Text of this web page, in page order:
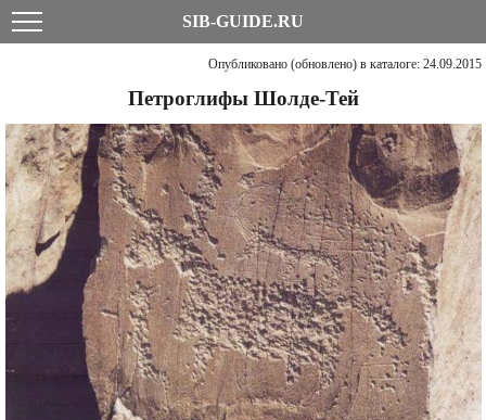
SIB-GUIDE.RU
Опубликовано (обновлено) в каталоге: 24.09.2015
Петроглифы Шолде-Тей